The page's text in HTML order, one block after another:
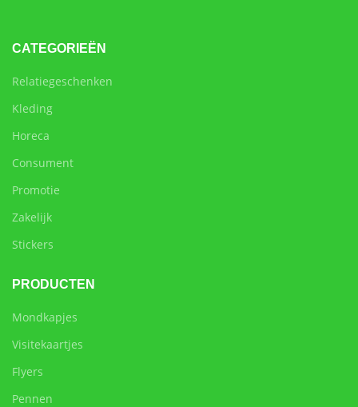
CATEGORIEËN
Relatiegeschenken
Kleding
Horeca
Consument
Promotie
Zakelijk
Stickers
PRODUCTEN
Mondkapjes
Visitekaartjes
Flyers
Pennen